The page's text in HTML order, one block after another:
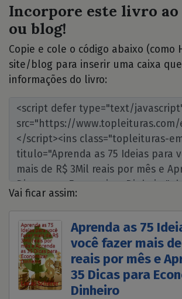
Incorpore este livro ao
ou blog!
Copie e cole o código abaixo (como
site/blog para inserir uma caixa
informações do livro:
Vai ficar assim:
Aprenda as 75
você fazer mais
reais por mês e
35 Dicas para
Dinheiro